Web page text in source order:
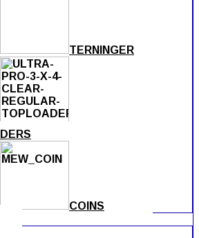
TERNINGER
COINS